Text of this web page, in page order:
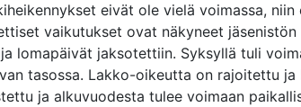
eivät ole vielä voimassa,
vaikutukset ovat näkyneet
lomapäivät jaksotettiin. Syksyllä tuli
tasossa. Lakko-oikeutta on rajoitettu
ja alkuvuodesta tulee voimaan